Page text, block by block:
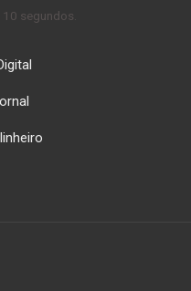
segundos.